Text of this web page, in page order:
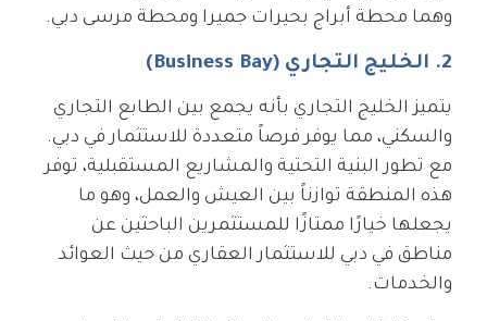
وهما محطة أبراج بحيرات جميرا ومحطة مرسى دبي.
2. الخليج التجاري (Business Bay)
يتميز الخليج التجاري بأنه يجمع بين الطابع التجاري
والسكني، مما يوفر فرصاً متعددة للاستثمار في دبي.
مع تطور البنية التحتية والمشاريع المستقبلية، توفر
هذه المنطقة توازناً بين العيش والعمل، وهو ما
يجعلها خيارًا ممتازًا للمستثمرين الباحثين عن
مناطق في دبي للاستثمار العقاري من حيث العوائد
والخدمات.